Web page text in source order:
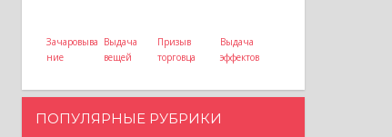
Зачаровыва
ние
Выдача
вещей
Призыв
торговца
Выдача
эффектов
ПОПУЛЯРНЫЕ РУБРИКИ